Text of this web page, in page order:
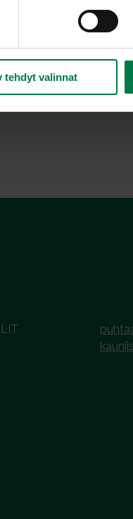
tehdyt valinnat